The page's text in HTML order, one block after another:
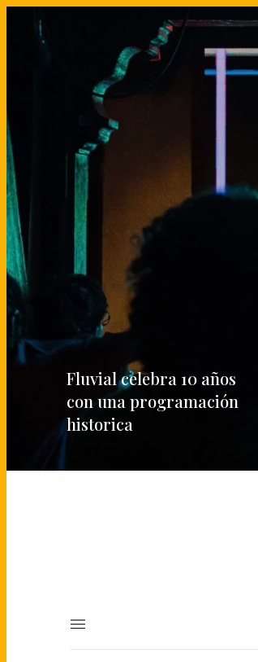
Fluvial celebra 10 años
con una programación
historica